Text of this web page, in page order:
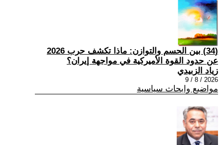
(34) بين الحسم والتوازن: ماذا تكشف حرب 2026
عن حدود القوة الأميركية في مواجهة إيران؟
زياد الزبيدي
2026 / 8 / 9
مواضيع وابحاث سياسية